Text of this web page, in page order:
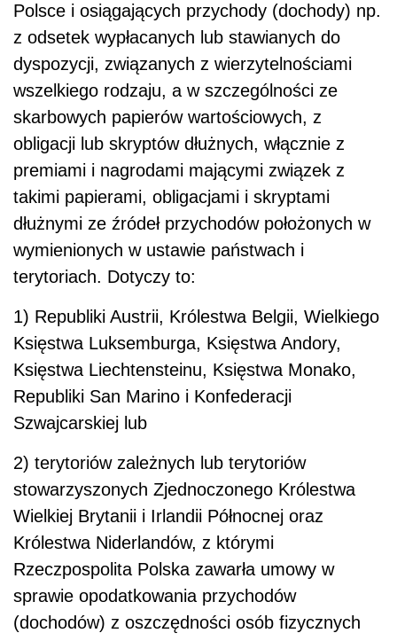
Polsce i osiągających przychody (dochody) np.
z odsetek wypłacanych lub stawianych do
dyspozycji, związanych z wierzytelnościami
wszelkiego rodzaju, a w szczególności ze
skarbowych papierów wartościowych, z
obligacji lub skryptów dłużnych, włącznie z
premiami i nagrodami mającymi związek z
takimi papierami, obligacjami i skryptami
dłużnymi ze źródeł przychodów położonych w
wymienionych w ustawie państwach i
terytoriach. Dotyczy to:
1) Republiki Austrii, Królestwa Belgii, Wielkiego
Księstwa Luksemburga, Księstwa Andory,
Księstwa Liechtensteinu, Księstwa Monako,
Republiki San Marino i Konfederacji
Szwajcarskiej lub
2) terytoriów zależnych lub terytoriów
stowarzyszonych Zjednoczonego Królestwa
Wielkiej Brytanii i Irlandii Północnej oraz
Królestwa Niderlandów, z którymi
Rzeczpospolita Polska zawarła umowy w
sprawie opodatkowania przychodów
(dochodów) z oszczędności osób fizycznych